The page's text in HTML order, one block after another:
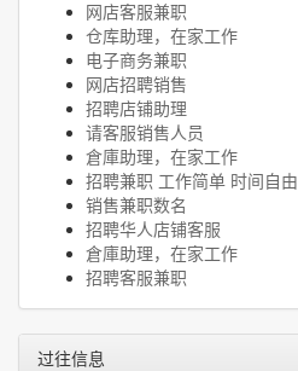
网店客服兼职
仓库助理，在家工作
电子商务兼职
网店招聘销售
招聘店铺助理
请客服销售人员
倉庫助理，在家工作
招聘兼职 工作简单 时间自由
销售兼职数名
招聘华人店铺客服
倉庫助理，在家工作
招聘客服兼职
过往信息